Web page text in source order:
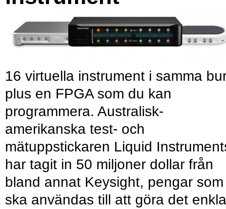
16 virtuella instrument i samma
plus en FPGA som du kan
programmera. Australisk-
amerikanska test- och
mätuppstickaren Liquid
har tagit in 50 miljoner dollar från
bland annat Keysight, pengar som
ska användas till att göra det